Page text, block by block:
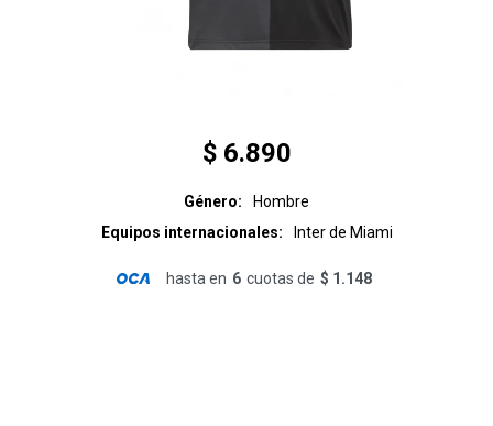
$ 6.890
Género
Hombre
Equipos internacionales
Inter de Miami
hasta en 6 cuotas de $ 1.148